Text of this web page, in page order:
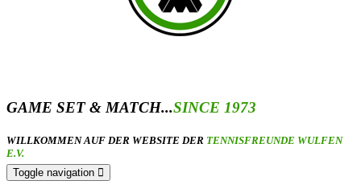
GAME SET & MATCH...SINCE 1973
WILLKOMMEN AUF DER WEBSITE DER TENNISFREUNDE WULFEN
E.V.
Toggle navigation